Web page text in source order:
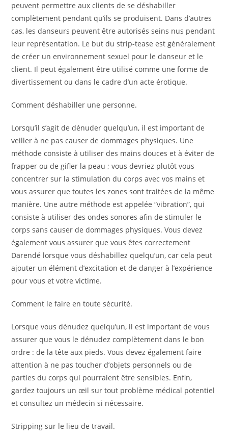
peuvent permettre aux clients de se déshabiller
complètement pendant qu’ils se produisent. Dans d’autres
cas, les danseurs peuvent être autorisés seins nus pendant
leur représentation. Le but du strip-tease est généralement
de créer un environnement sexuel pour le danseur et le
client. Il peut également être utilisé comme une forme de
divertissement ou dans le cadre d’un acte érotique.
Comment déshabiller une personne.
Lorsqu’il s’agit de dénuder quelqu’un, il est important de
veiller à ne pas causer de dommages physiques. Une
méthode consiste à utiliser des mains douces et à éviter de
frapper ou de gifler la peau ; vous devriez plutôt vous
concentrer sur la stimulation du corps avec vos mains et
vous assurer que toutes les zones sont traitées de la même
manière. Une autre méthode est appelée “vibration”, qui
consiste à utiliser des ondes sonores afin de stimuler le
corps sans causer de dommages physiques. Vous devez
également vous assurer que vous êtes correctement
Darendé lorsque vous déshabillez quelqu’un, car cela peut
ajouter un élément d’excitation et de danger à l’expérience
pour vous et votre victime.
Comment le faire en toute sécurité.
Lorsque vous dénudez quelqu’un, il est important de vous
assurer que vous le dénudez complètement dans le bon
ordre : de la tête aux pieds. Vous devez également faire
attention à ne pas toucher d’objets personnels ou de
parties du corps qui pourraient être sensibles. Enfin,
gardez toujours un œil sur tout problème médical potentiel
et consultez un médecin si nécessaire.
Stripping sur le lieu de travail.